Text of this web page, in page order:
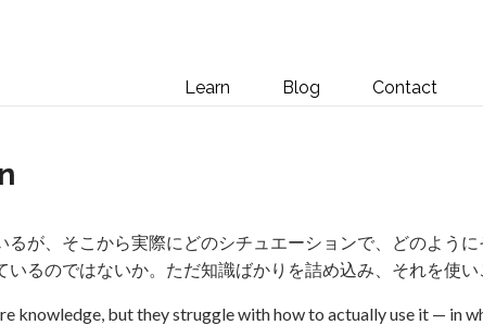
Learn Blog Contact
が、そこから実際にどのシチュエーションで、どのよう
るのではないか。ただ知識ばかりを詰め込み、それを使
knowledge, but they struggle with how to actually use it — in